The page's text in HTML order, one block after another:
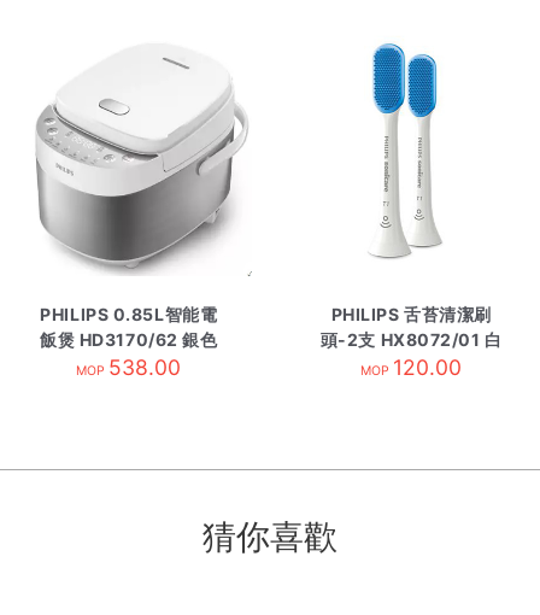
PHILIPS 0.85L智能電
飯煲 HD3170/62 銀色
MOP 538.00
PHILIPS 舌苔清潔刷
頭-2支 HX8072/01 白
色
MOP 120.00
猜你喜歡